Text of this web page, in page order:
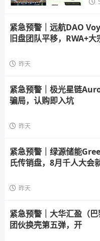
紧急预警｜远航DAO
旧盘团队平移，RWA+大
昨天
紧急预警｜极光星链
骗局，认购即入坑
昨天
紧急预警｜绿源储能
氏传销盘，8月千人大会
昨天
紧急预警｜大华汇盈（
团伙换壳第五弹，开